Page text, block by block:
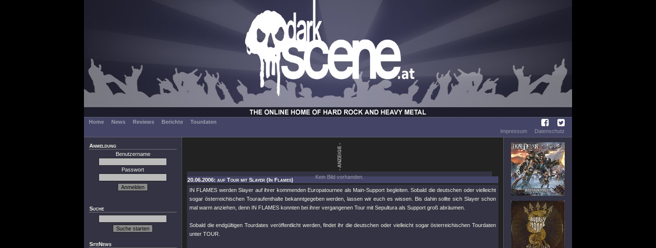
Home News Reviews Berichte
Tourdaten
Impressum
Datenschutz
Anmeldung
Benutzername
Passwort
Suche
SiteNews
Kein Bild vorhanden.
20.06.2006: auf Tour mit Slayer (In Flames)
IN FLAMES werden Slayer auf ihrer kommenden Europatournee als Main-Support begleiten. Sobald die deutschen oder vielleicht
sogar österreichischen Touraufenthalte bekanntgegeben werden, lassen wir euch es wissen. Bis dahin sollte sich Slayer schon
mal warm anziehen, denn IN FLAMES konnten bei ihrer vergangenen Tour mit Sepultura als Support groß abräumen.
Sobald die endgültigen Tourdates veröffentlicht werden, findet ihr die deutschen oder vielleicht sogar österreichischen Tourdaten
unter TOUR.